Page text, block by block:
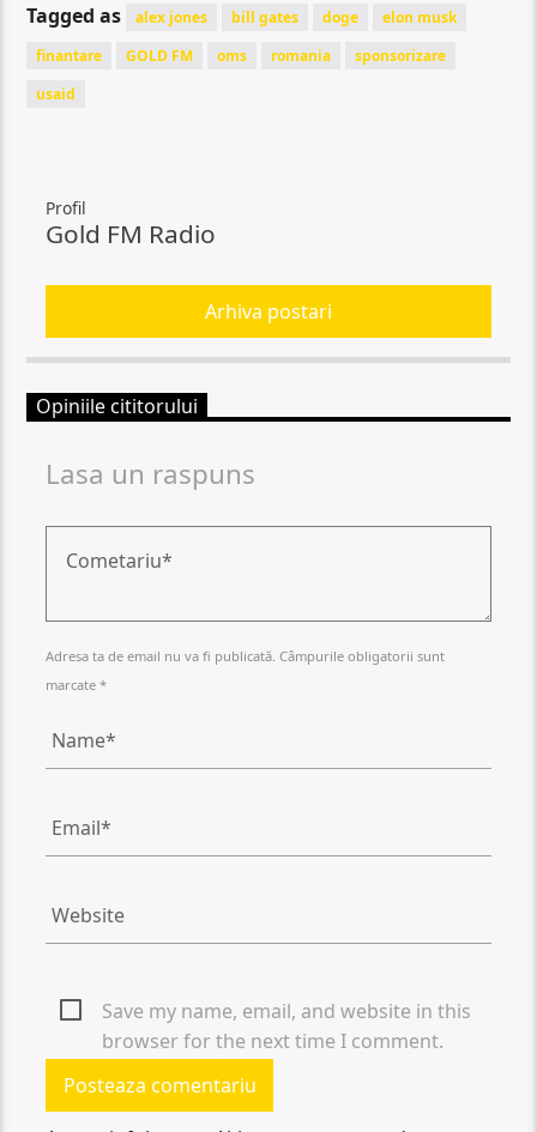
Tagged as alex jones bill gates doge
elon musk
finantare
GOLD FM oms romania
sponsorizare
usaid
Profil
Gold FM Radio
Arhiva postari
Opiniile cititorului
Lasa un raspuns
Adresa ta de email nu va fi publicată. Câmpurile obligatorii sunt
marcate *
Save my name, email, and website in this
browser for the next time I comment.